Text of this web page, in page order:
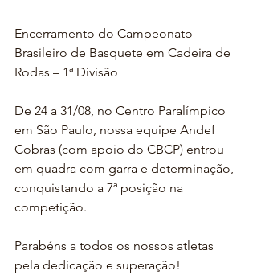
Encerramento do Campeonato
Brasileiro de Basquete em Cadeira de
Rodas – 1ª Divisão
De 24 a 31/08, no Centro Paralímpico
em São Paulo, nossa equipe Andef
Cobras (com apoio do CBCP) entrou
em quadra com garra e determinação,
conquistando a 7ª posição na
competição.
Parabéns a todos os nossos atletas
pela dedicação e superação!